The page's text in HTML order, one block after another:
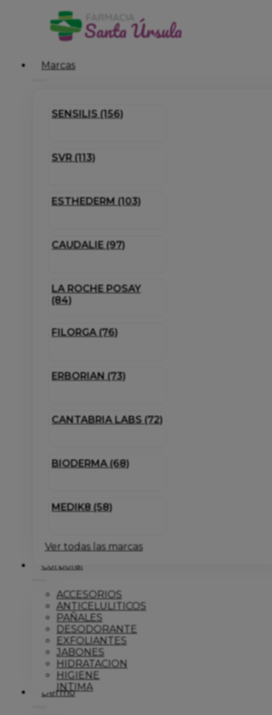
Marcas
SENSILIS (156)
SVR (113)
ESTHEDERM (103)
CAUDALIE (97)
LA ROCHE POSAY
(84)
FILORGA (76)
ERBORIAN (73)
CANTABRIA LABS (72)
BIODERMA (68)
MEDIK8 (58)
Ver todas las marcas
Corporal
ACCESORIOS
ANTICELULITICOS
PAÑALES
DESODORANTE
EXFOLIANTES
JABONES
HIDRATACION
HIGIENE
INTIMA
Dermo